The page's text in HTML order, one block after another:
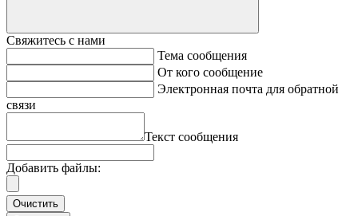
Свяжитесь с нами
Тема сообщения
От кого сообщение
Электронная почта для обратной
связи
Текст сообщения
Добавить файлы:
Очистить